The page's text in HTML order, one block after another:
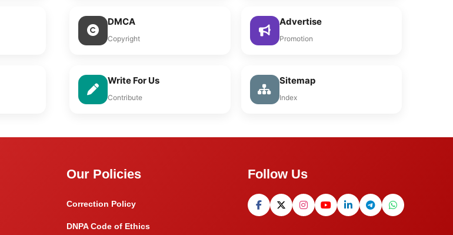
DMCA
Copyright
Advertise
Promotion
Write For Us
Contribute
Sitemap
Index
Our Policies
Correction Policy
DNPA Code of Ethics
Follow Us